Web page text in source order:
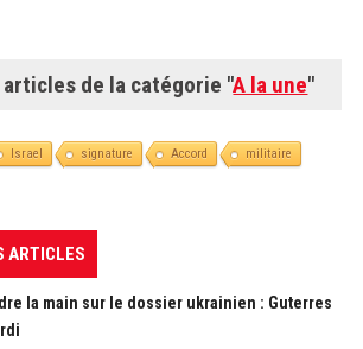
de la catégorie "A la une"
Israel signature Accord
militaire
ARTICLES
la main sur le dossier ukrainien : Guterres